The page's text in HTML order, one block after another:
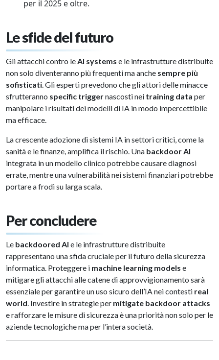
per il 2025 e oltre.
Le sfide del futuro
Gli attacchi contro leAI systems e le infrastrutture distribuite
non solo diventeranno più frequenti ma anche sempre più
sofisticati. Gli esperti prevedono che gli attori delle minacce
sfrutteranno specific triggernascosti nei training data per
manipolare i risultati dei modelli di IA in modo impercettibile
ma efficace.
La crescente adozione di sistemi IA in settori critici, come la
sanità e le finanze, amplifica il rischio. Una backdoor AI
integrata in un modello clinico potrebbe causare diagnosi
errate, mentre una vulnerabilità nei sistemi finanziari potrebbe
portare a frodi su larga scala.
Per concludere
Le backdoored AI e le infrastrutture distribuite
rappresentano una sfida cruciale per il futuro della sicurezza
informatica. Proteggere i machine learning models e
mitigare gli attacchi alle catene di approvvigionamento sarà
essenziale per garantire un uso sicuro dell’IA nei contesti real
world. Investire in strategie per mitigate backdoor attacks
e rafforzare le misure di sicurezza è una priorità non solo per le
aziende tecnologiche ma per l’intera società.